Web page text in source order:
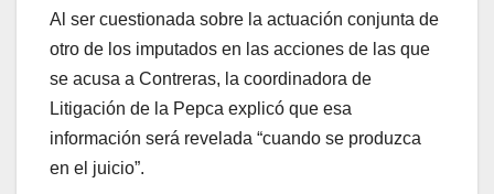
Al ser cuestionada sobre la actuación conjunta de
otro de los imputados en las acciones de las que
se acusa a Contreras, la coordinadora de
Litigación de la Pepca explicó que esa
información será revelada “cuando se produzca
en el juicio”.